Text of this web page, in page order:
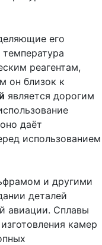
его
реагентам,
он близок к
является дорогим
даёт
использованием
и другими
деталей
авиации. Сплавы
камер